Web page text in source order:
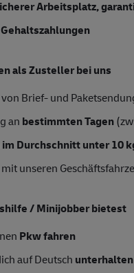
Arbeitsplatz,
als Zusteller bei uns
von Brief- und
an bestimmten Tagen
im Durchschnitt unter 10
mit unseren
/ Minijobber bietest
Pkw fahren
auf Deutsch unterhalten